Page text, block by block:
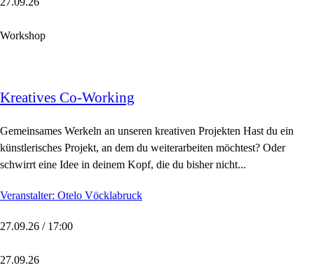
Workshop
Kreatives Co-Working
Gemeinsames Werkeln an unseren kreativen Projekten Hast du ein
künstlerisches Projekt, an dem du weiterarbeiten möchtest? Oder
schwirrt eine Idee in deinem Kopf, die du bisher nicht...
Veranstalter: Otelo Vöcklabruck
27.09.26 / 17:00
27.09.26